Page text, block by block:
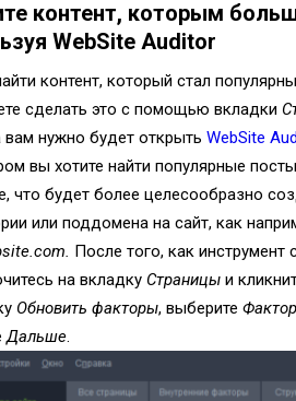
контент, которым
WebSite Auditor
контент, который стал
сделать это с помощью вкладки
вам нужно будет открыть WebSite
вы хотите найти популярные
что будет более целесообразно
или поддомена на сайт, как
После того, как инструмент
на вкладку Страницы и
Обновить факторы, выберите
Дальше.